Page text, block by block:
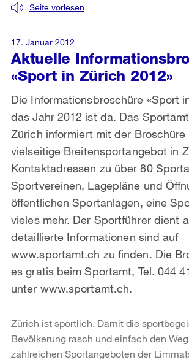
Aktuelle
«Sport in Zürich 2012»
Seite vorlesen
Die Informationsbroschüre «Sport
das Jahr 2012 ist da. Das
Zürich informiert mit der Broschüre
vielseitige Breitensportangebot in
Kontaktadressen zu über 80
Sportvereinen, Lagepläne und
öffentlichen Sportanlagen, eine
vieles mehr. Der Sportführer dient
detaillierte Informationen sind auf
www.sportamt.ch zu finden. Die
es gratis beim Sportamt, Tel. 044
unter www.sportamt.ch.
17. Januar 2012
Zürich ist sportlich. Damit die
Bevölkerung rasch und einfach den
zahlreichen Sportangeboten der